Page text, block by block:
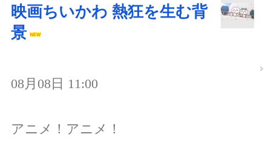
映画ちいかわ 熱狂を生む背
景
08月08日 11:00
アニメ！アニメ！